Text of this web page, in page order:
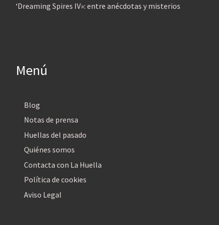
‘Dreaming Spires IV»: entre anécdotas y misterios
Menú
Blog
Notas de prensa
Huellas del pasado
Quiénes somos
Contacta con La Huella
Política de cookies
Aviso Legal